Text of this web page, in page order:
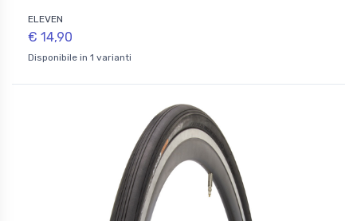
ELEVEN
€ 14,90
Disponibile in 1 varianti